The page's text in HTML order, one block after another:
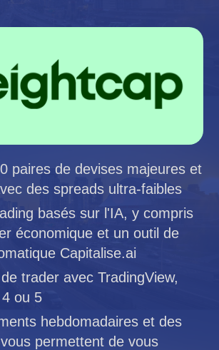
paires de devises majeures et
des spreads ultra-faibles
basés sur l'IA, y compris
économique et un outil de
Capitalise.ai
trader avec TradingView,
ou 5
hebdomadaires et des
permettent de vous